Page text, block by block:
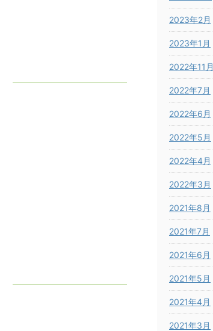
2023年2月
2023年1月
2022年11月
2022年7月
2022年6月
2022年5月
2022年4月
2022年3月
2021年8月
2021年7月
2021年6月
2021年5月
2021年4月
2021年3月